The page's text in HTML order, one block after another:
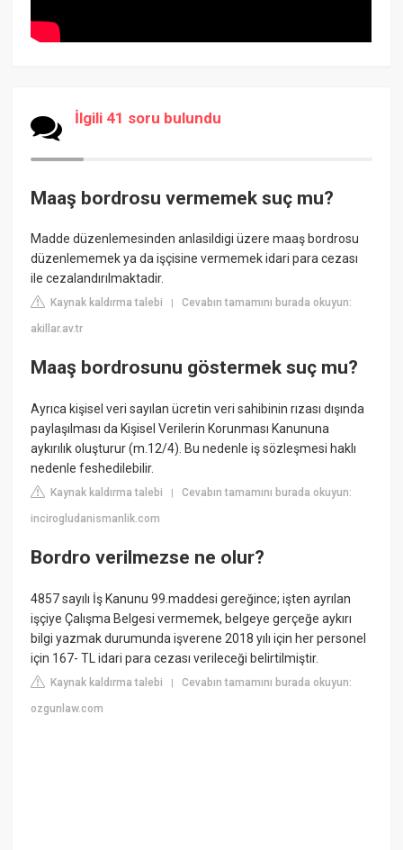
İlgili 41 soru bulundu
Maaş bordrosu vermemek suç mu?
Madde düzenlemesinden anlasildigi üzere maaş bordrosu
düzenlememek ya da işçisine vermemek idari para cezası
ile cezalandırılmaktadir.
Kaynak kaldırma talebi |Cevabın tamamını burada okuyun:
akillar.av.tr
Maaş bordrosunu göstermek suç mu?
Ayrıca kişisel veri sayılan ücretin veri sahibinin rızası dışında
paylaşılması da Kişisel Verilerin Korunması Kanununa
aykırılık oluşturur (m.12/4). Bu nedenle iş sözleşmesi haklı
nedenle feshedilebilir.
Kaynak kaldırma talebi |Cevabın tamamını burada okuyun:
incirogludanismanlik.com
Bordro verilmezse ne olur?
4857 sayılı İş Kanunu 99.maddesi gereğince; işten ayrılan
işçiye Çalışma Belgesi vermemek, belgeye gerçeğe aykırı
bilgi yazmak durumunda işverene 2018 yılı için her personel
için 167- TL idari para cezası verileceği belirtilmiştir.
Kaynak kaldırma talebi |Cevabın tamamını burada okuyun:
ozgunlaw.com